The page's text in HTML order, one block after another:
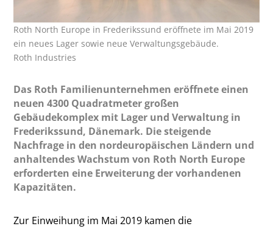
Roth North Europe in Frederikssund eröffnete im Mai 2019
ein neues Lager sowie neue Verwaltungsgebäude.
Roth Industries
Das Roth Familienunternehmen eröffnete einen
neuen 4300 Quadratmeter großen
Gebäudekomplex mit Lager und Verwaltung in
Frederikssund, Dänemark. Die steigende
Nachfrage in den nordeuropäischen Ländern und
anhaltendes Wachstum von Roth North Europe
erforderten eine Erweiterung der vorhandenen
Kapazitäten.
Zur Einweihung im Mai 2019 kamen die